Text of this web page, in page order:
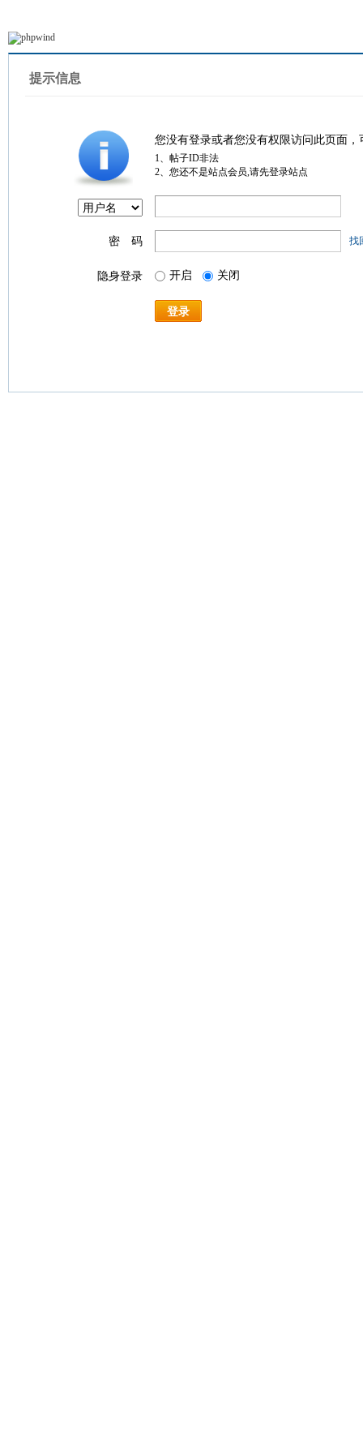
提示信息
您没有登录或者您没有权限访问此页面
1、帖子ID非法
2、您还不是站点会员,请先登录站点
密 码 找
隐身登录 开启 关闭
登录